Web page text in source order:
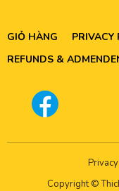
GIỎ HÀNG
PRIVACY
REFUNDS &
Copyright ©